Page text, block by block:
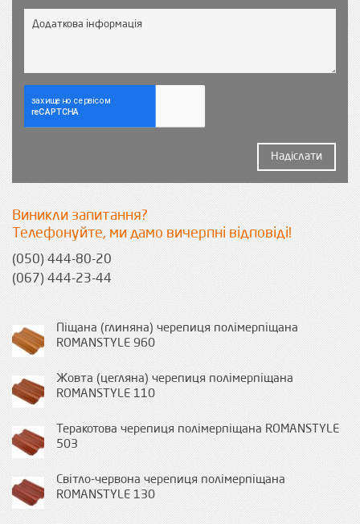
Піщана (глиняна) черепиця полімерпіщана
ROMANSTYLE 960
Жовта (цегляна) черепиця полімерпіщана
ROMANSTYLE 110
Теракотова черепиця полімерпіщана ROMANSTYLE
503
Світло-червона черепиця полімерпіщана
ROMANSTYLE 130
Надіслати
Виникли запитання?
Телефонуйте, ми дамо вичерпні відповіді!
(050) 444-80-20
(067) 444-23-44